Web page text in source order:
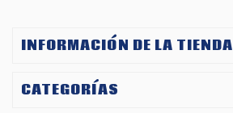
INFORMACIÓN DE LA TIENDA
CATEGORÍAS